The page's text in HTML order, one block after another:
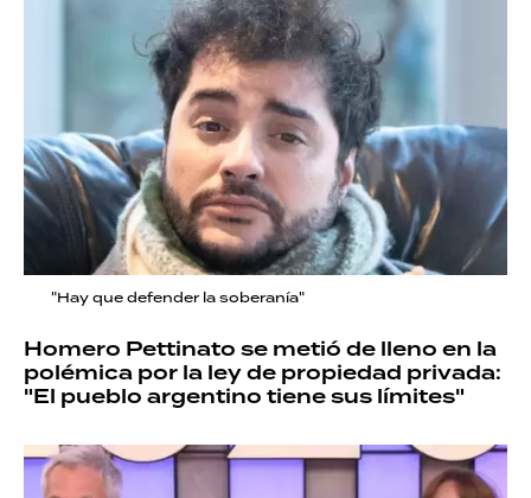
"Hay que defender la soberanía"
Homero Pettinato se metió de lleno en la
polémica por la ley de propiedad privada:
"El pueblo argentino tiene sus límites"